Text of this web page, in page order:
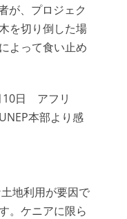
が、プロジェク
を切り倒した場
よって食い止め
10日 アフリ
本部より感
地利用が要因で
。ケニアに限ら